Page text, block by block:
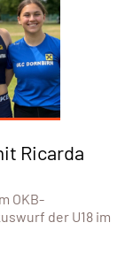
Ricarda
OKB-
der U18 im